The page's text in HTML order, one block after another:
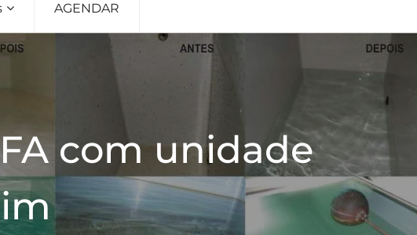
AGENDAR
com unidade